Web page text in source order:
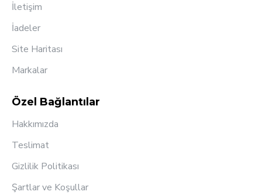
İletişim
İadeler
Site Haritası
Markalar
Özel Bağlantılar
Hakkımızda
Teslimat
Gizlilik Politikası
Şartlar ve Koşullar